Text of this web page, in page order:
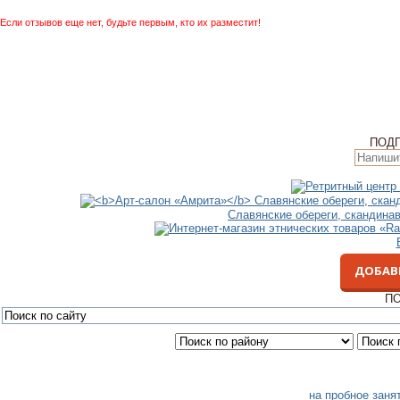
Если отзывов еще нет, будьте первым, кто их разместит!
Славянские обереги,
на пробное